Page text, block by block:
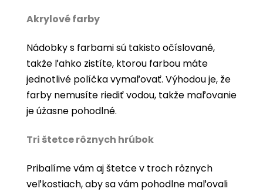
Akrylové farby
Nádobky s farbami sú takisto očíslované,
takže ľahko zistíte, ktorou farbou máte
jednotlivé políčka vymaľovať. Výhodou je, že
farby nemusíte riediť vodou, takže maľovanie
je úžasne pohodlné.
Tri štetce rôznych hrúbok
Pribalíme vám aj štetce v troch rôznych
veľkostiach, aby sa vám pohodlne maľovali